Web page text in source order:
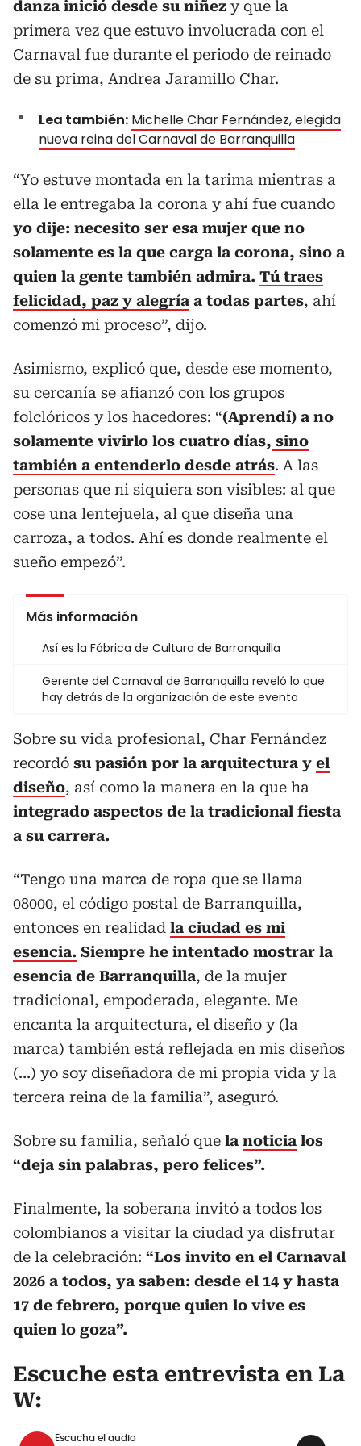
danza inició desde su niñez y que la
primera vez que estuvo involucrada con el
Carnaval fue durante el periodo de reinado
de su prima, Andrea Jaramillo Char.
Lea también: Michelle Char Fernández, elegida
nueva reina del Carnaval de Barranquilla
“Yo estuve montada en la tarima mientras a
ella le entregaba la corona y ahí fue cuando
yo dije: necesito ser esa mujer que no
solamente es la que carga la corona, sino a
quien la gente también admira. Tú traes
felicidad, paz y alegría a todas partes, ahí
comenzó mi proceso”, dijo.
Asimismo, explicó que, desde ese momento,
su cercanía se afianzó con los grupos
folclóricos y los hacedores: “(Aprendí) a no
solamente vivirlo los cuatro días, sino
también a entenderlo desde atrás. A las
personas que ni siquiera son visibles: al que
cose una lentejuela, al que diseña una
carroza, a todos. Ahí es donde realmente el
sueño empezó”.
Más información
Así es la Fábrica de Cultura de Barranquilla
Gerente del Carnaval de Barranquilla reveló lo que
hay detrás de la organización de este evento
Sobre su vida profesional, Char Fernández
recordó su pasión por la arquitectura y el
diseño, así como la manera en la que ha
integrado aspectos de la tradicional fiesta
a su carrera.
“Tengo una marca de ropa que se llama
08000, el código postal de Barranquilla,
entonces en realidad la ciudad es mi
esencia. Siempre he intentado mostrar la
esencia de Barranquilla, de la mujer
tradicional, empoderada, elegante. Me
encanta la arquitectura, el diseño y (la
marca) también está reflejada en mis diseños
(…) yo soy diseñadora de mi propia vida y la
tercera reina de la familia”, aseguró.
Sobre su familia, señaló que la noticia los
“deja sin palabras, pero felices”.
Finalmente, la soberana invitó a todos los
colombianos a visitar la ciudad ya disfrutar
de la celebración: “Los invito en el Carnaval
2026 a todos, ya saben: desde el 14 y hasta
17 de febrero, porque quien lo vive es
quien lo goza”.
Escuche esta entrevista en La
W:
Escucha el audio